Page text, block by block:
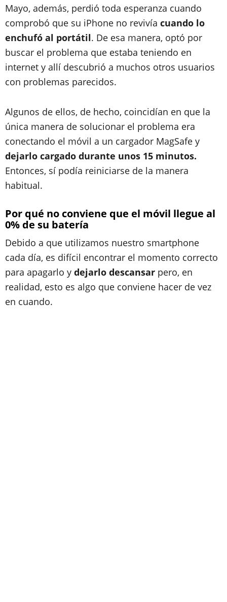
Mayo, además, perdió toda esperanza cuando
comprobó que su iPhone no revivía cuando lo
enchufó al portátil. De esa manera, optó por
buscar el problema que estaba teniendo en
internet y allí descubrió a muchos otros usuarios
con problemas parecidos.
Algunos de ellos, de hecho, coincidían en que la
única manera de solucionar el problema era
conectando el móvil a un cargador MagSafe y
dejarlo cargado durante unos 15 minutos.
Entonces, sí podía reiniciarse de la manera
habitual.
Por qué no conviene que el móvil llegue al
0% de su batería
Debido a que utilizamos nuestro smartphone
cada día, es difícil encontrar el momento correcto
para apagarlo y dejarlo descansar pero, en
realidad, esto es algo que conviene hacer de vez
en cuando.